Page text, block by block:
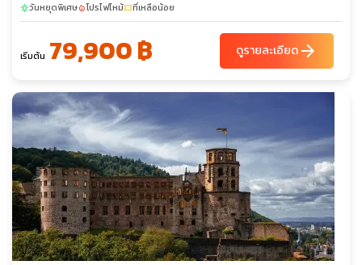
sunnyวันหยุดพิเศษlocal_fire_departmentโปรไฟไหม้confirmation_numberที่เหลือน้อย
เริ่มต้น 79,900 ฿ ดูรายละเอียดarrow_forward